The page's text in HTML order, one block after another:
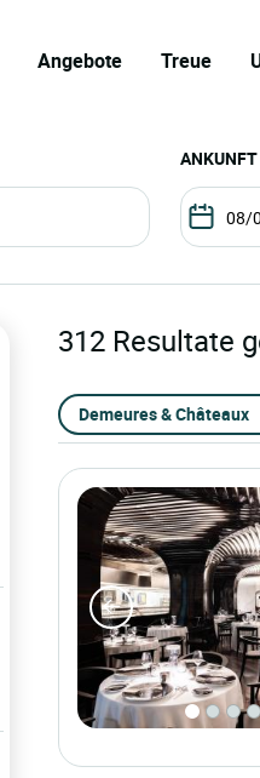
Angebote Treue
ANKUNFT
312 Resultate
Demeures & Châteaux